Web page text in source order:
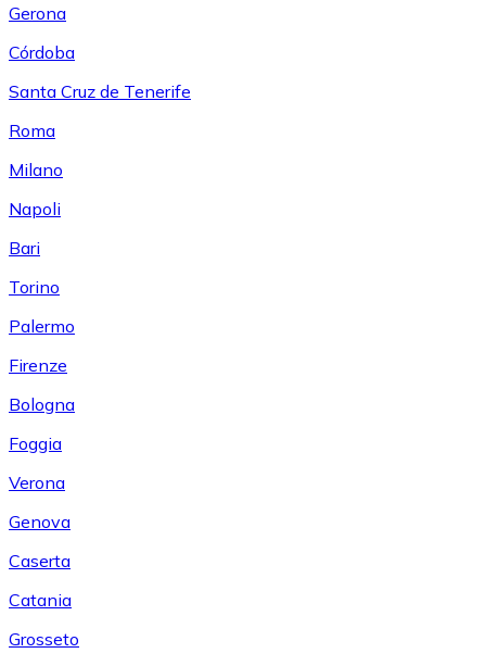
Gerona
Córdoba
Santa Cruz de Tenerife
Roma
Milano
Napoli
Bari
Torino
Palermo
Firenze
Bologna
Foggia
Verona
Genova
Caserta
Catania
Grosseto